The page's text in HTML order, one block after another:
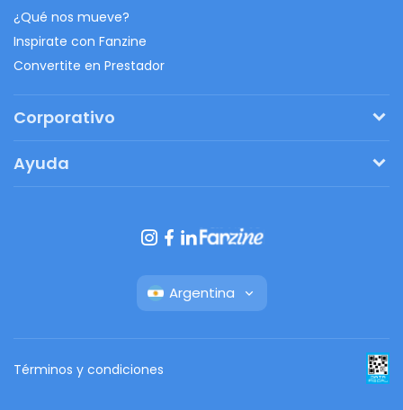
¿Qué nos mueve?
Inspirate con Fanzine
Convertite en Prestador
Corporativo
Regalos originales
Ayuda
Botón de arrepentimiento
Argentina
Términos y condiciones